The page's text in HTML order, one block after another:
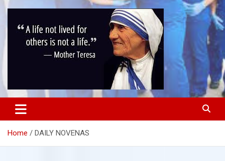
Home DAILY NOVENAS